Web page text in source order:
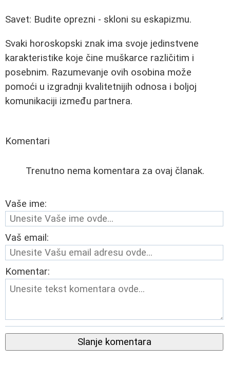
Savet: Budite oprezni - skloni su eskapizmu.
Svaki horoskopski znak ima svoje jedinstvene
karakteristike koje čine muškarce različitim i
posebnim. Razumevanje ovih osobina može
pomoći u izgradnji kvalitetnijih odnosa i boljoj
komunikaciji između partnera.
Komentari
Trenutno nema komentara za ovaj članak.
Vaše ime:
Vaš email:
Komentar:
Slanje komentara